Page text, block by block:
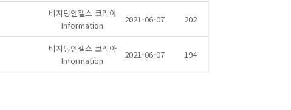
비지팅엔젤스 코리아
Information
2021-06-07 202
비지팅엔젤스 코리아
Information
2021-06-07 194